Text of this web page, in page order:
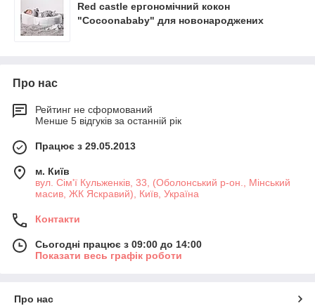
Red castle ергономічний кокон
"Cocoonababy" для новонароджених
Про нас
Рейтинг не сформований
Менше 5 відгуків за останній рік
Працює з 29.05.2013
м. Київ
вул. Сім'ї Кульженків, 33, (Оболонський р-он., Мінський
масив, ЖК Яскравий), Київ, Україна
Контакти
Сьогодні працює з 09:00 до 14:00
Показати весь графік роботи
Про нас